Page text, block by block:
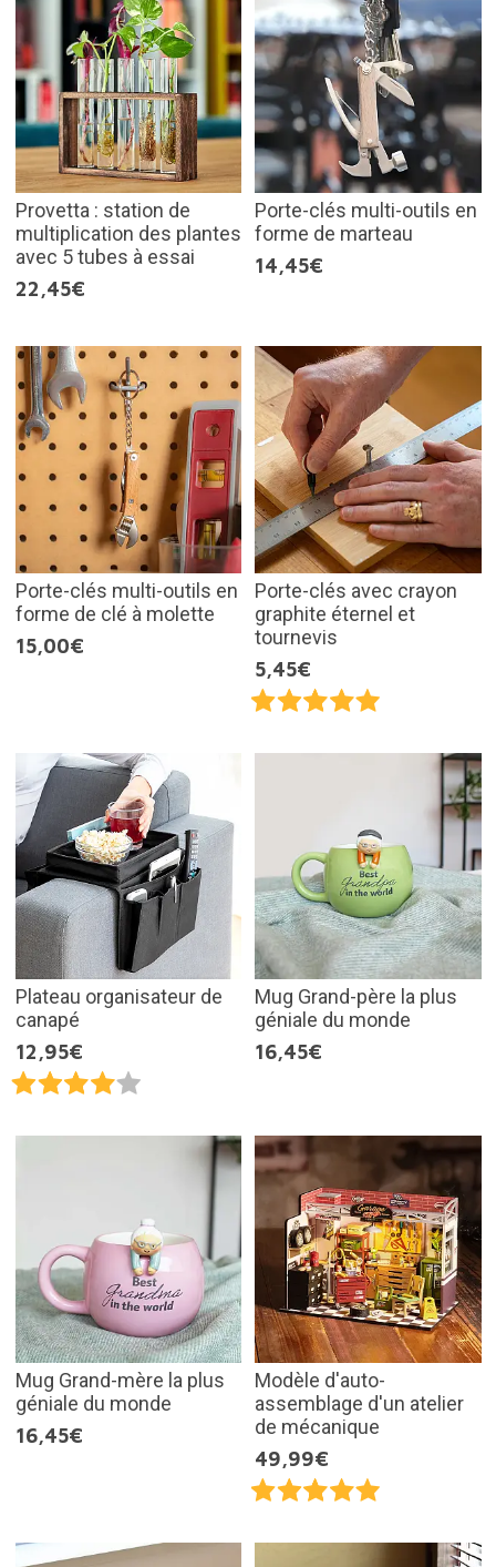
Provetta : station de
multiplication des plantes
avec 5 tubes à essai
22,45€
Porte-clés multi-outils en
forme de marteau
14,45€
Porte-clés multi-outils en
forme de clé à molette
15,00€
Porte-clés avec crayon
graphite éternel et
tournevis
5,45€
Plateau organisateur de
canapé
12,95€
Mug Grand-père la plus
géniale du monde
16,45€
Mug Grand-mère la plus
géniale du monde
16,45€
Modèle d'auto-
assemblage d'un atelier
de mécanique
49,99€